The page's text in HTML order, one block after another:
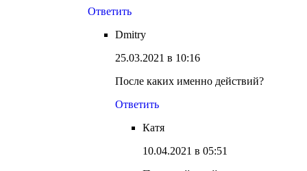
Ответить
Dmitry
25.03.2021 в 10:16
После каких именно действий?
Ответить
Катя
10.04.2021 в 05:51